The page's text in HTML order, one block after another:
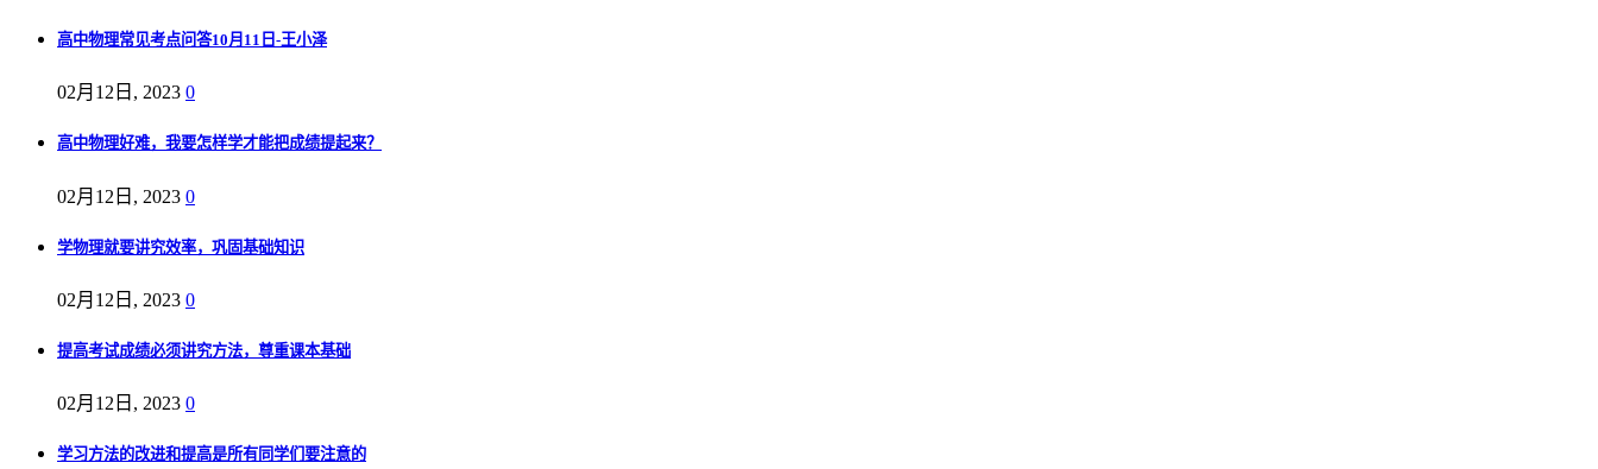
高中物理常见考点问答10月11日-王小泽
02月12日, 2023 0
高中物理好难，我要怎样学才能把成绩提起来？
02月12日, 2023 0
学物理就要讲究效率，巩固基础知识
02月12日, 2023 0
提高考试成绩必须讲究方法，尊重课本基础
02月12日, 2023 0
学习方法的改进和提高是所有同学们要注意的